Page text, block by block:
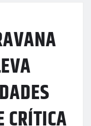
CRÍTICA